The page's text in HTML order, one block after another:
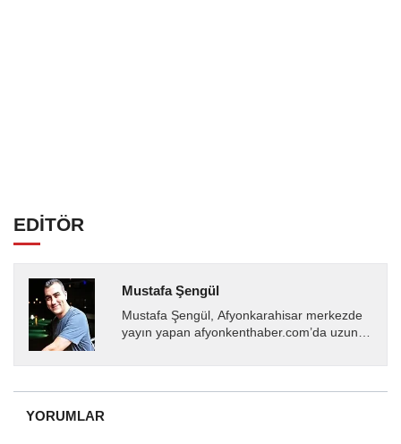
EDİTÖR
Mustafa Şengül
Mustafa Şengül, Afyonkarahisar merkezde
yayın yapan afyonkenthaber.com’da uzun
almakta, haber akışı...
YORUMLAR